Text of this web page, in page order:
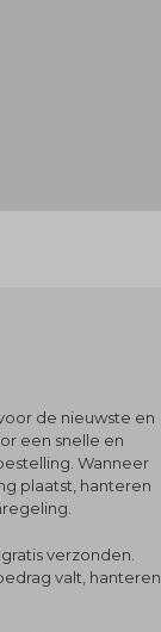
de nieuwste en
een snelle en
Wanneer
plaatst, hanteren
verzonden.
valt, hanteren